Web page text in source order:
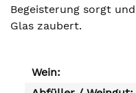
Begeisterung sorgt
Glas zaubert.
Wein: